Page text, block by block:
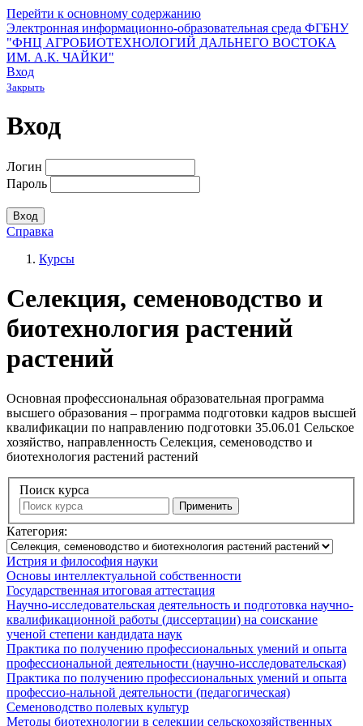
Перейти к основному содержанию
Электронная информационно-образовательная среда ФГБНУ
"ФНЦ АГРОБИОТЕХНОЛОГИЙ ДАЛЬНЕГО ВОСТОКА
ИМ. А.К. ЧАЙКИ"
Вход
Закрыть
Вход
Логин
Пароль
Справка
Курсы
Селекция, семеноводство и
биотехнология растений
растений
Основная профессиональная образовательная программа
высшего образования – программа подготовки кадров высшей
квалификации по направлению подготовки 35.06.01 Сельское
хозяйство, направленность Селекция, семеноводство и
биотехнология растений растений
Поиск курса
Применить
Категория:
Истрия и философия науки
Основы интеллектуальной собственности
Государственная итоговая аттестация
Научно-исследовательская деятельность и подготовка научно-
квалификационной работы (диссертации) на соискание
ученой степени кандидата наук
Практика по получению профессиональных умений и опыта
профессиональной деятельности (научно-исследовательская)
Практика по получению профессиональных умений и опыта
профессио-нальной деятельности (педагогическая)
Семеноводство полевых культур
Методы биотехнологии в селекции сельскохозяйственных